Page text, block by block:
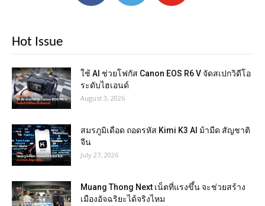
Hot Issue
ใช้ AI ช่วยโฟกัส Canon EOS R6 V จัดสเปกวิดีโอ
ระดับไฮเอนด์
August 3, 2026
สมรภูมิเดือด ถอดรหัส Kimi K3 AI ม้ามืด สัญชาติ
จีน
July 27, 2026
Muang Thong Next เน็ตที่แรงขึ้น จะช่วยสร้าง
เมืองอัจฉริยะได้จริงไหม